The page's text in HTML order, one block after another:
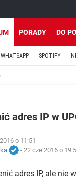
PORADY DO
WHATSAPP SPOTIFY
adres IP w
o 11:51
- 22 cze 2016 o
adres IP, ale nie